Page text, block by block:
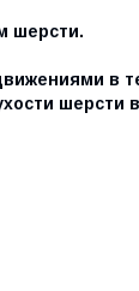
шерсти.
в
шерсти